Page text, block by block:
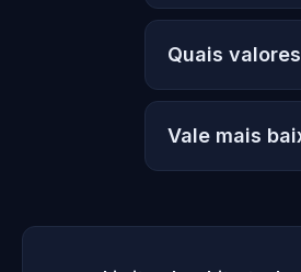
Quais
Vale mais